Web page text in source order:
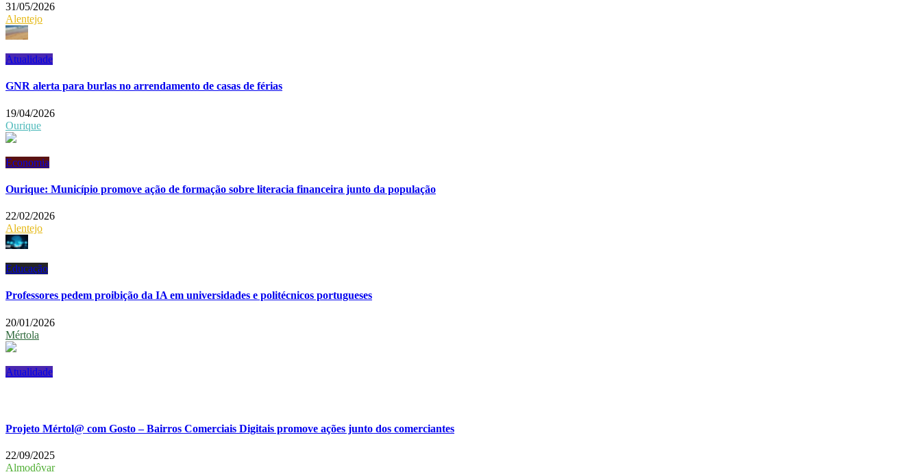
31/05/2026
Alentejo
Atualidade
GNR alerta para burlas no arrendamento de casas de férias
19/04/2026
Ourique
Economia
Ourique: Município promove ação de formação sobre literacia financeira junto da população
22/02/2026
Alentejo
Educação
Professores pedem proibição da IA em universidades e politécnicos portugueses
20/01/2026
Mértola
Atualidade
Projeto Mértol@ com Gosto – Bairros Comerciais Digitais promove ações junto dos comerciantes
22/09/2025
Almodôvar